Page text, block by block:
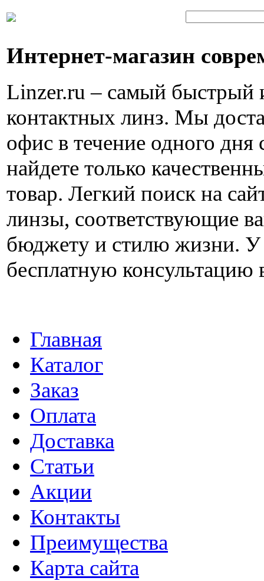
Интернет-магазин
Linzer.ru – самый быстрый
контактных линз. Мы
офис в течение одного дня
найдете только
товар. Легкий поиск на
линзы, соответствующие
бюджету и стилю жизни. У
бесплатную консультацию
Главная
Каталог
Заказ
Оплата
Доставка
Статьи
Акции
Контакты
Преимущества
Карта сайта